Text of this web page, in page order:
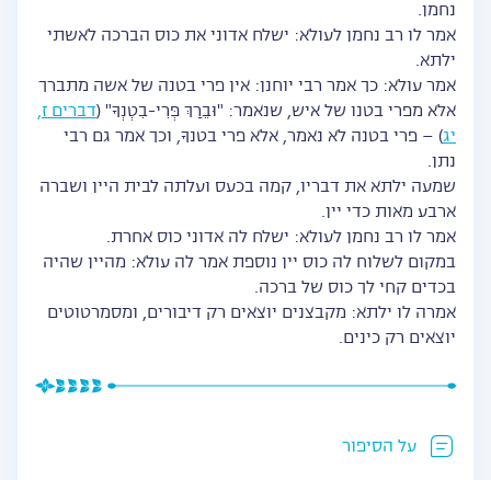
נחמן.
אמר לו רב נחמן לעולא: ישלח אדוני את כוס הברכה לאשתי
ילתא.
אמר עולא: כך אמר רבי יוחנן: אין פרי בטנה של אשה מתברך
אלא מפרי בטנו של איש, שנאמר: "וּבֵרַךְ פְּרִי-בִטְנְךָ" (דברים ז,
יג) – פרי בטנה לא נאמר, אלא פרי בטנךָ, וכך אמר גם רבי
נתן.
שמעה ילתא את דבריו, קמה בכעס ועלתה לבית היין ושברה
ארבע מאות כדי יין.
אמר לו רב נחמן לעולא: ישלח לה אדוני כוס אחרת.
במקום לשלוח לה כוס יין נוספת אמר לה עולא: מהיין שהיה
בכדים קחי לך כוס של ברכה.
אמרה לו ילתא: מקבצנים יוצאים רק דיבורים, ומסמרטוטים
יוצאים רק כינים.
על הסיפור